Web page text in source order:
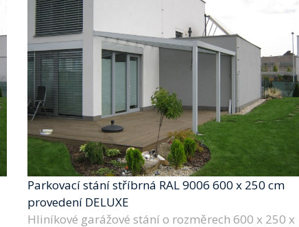
Parkovací stání stříbrná RAL 9006 600 x 250 cm
provedení DELUXE
Hliníkové garážové stání o rozměrech 600 x 250 x